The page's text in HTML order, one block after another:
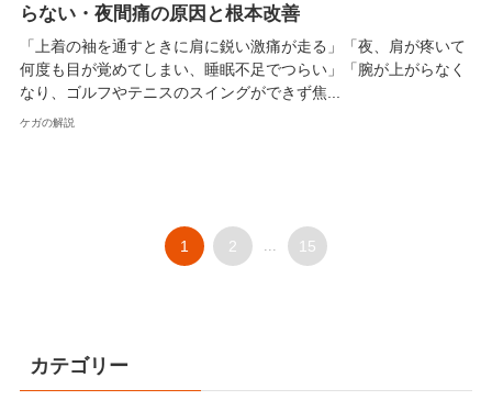
らない・夜間痛の原因と根本改善
「上着の袖を通すときに肩に鋭い激痛が走る」「夜、肩が疼いて
何度も目が覚めてしまい、睡眠不足でつらい」「腕が上がらなく
なり、ゴルフやテニスのスイングができず焦...
ケガの解説
1 2 15
カテゴリー